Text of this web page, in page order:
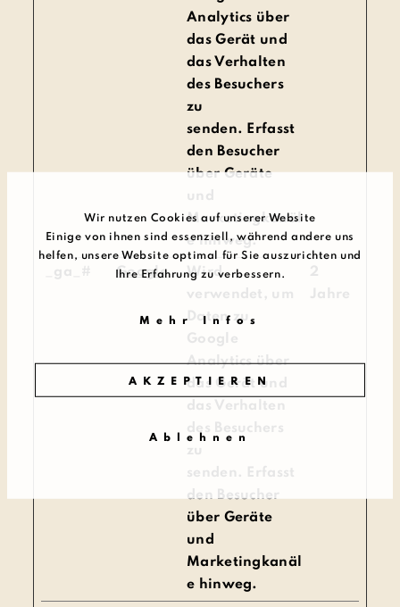
Wir nutzen Cookies auf unserer Website
Einige von ihnen sind essenziell, während andere uns
helfen, unsere Website optimal für Sie auszurichten und
Ihre Erfahrung zu verbessern.
Mehr Infos
AKZEPTIEREN
Ablehnen
Analytics über
das Gerät und
das Verhalten
des Besuchers
zu
senden. Erfasst
den Besucher
über Geräte
und
Marketingkanäl
e hinweg.
_ga_# Google
Wird
verwendet, um
Daten zu
Google
Analytics über
das Gerät und
das Verhalten
des Besuchers
zu
senden. Erfasst
den Besucher
über Geräte
und
Marketingkanäl
e hinweg.
2
Jahre